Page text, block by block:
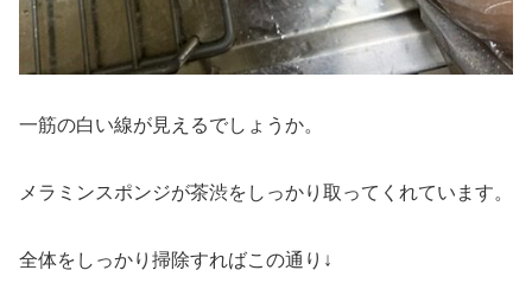
一筋の白い線が見えるでしょうか。
メラミンスポンジが茶渋をしっかり取ってくれています。
全体をしっかり掃除すればこの通り↓